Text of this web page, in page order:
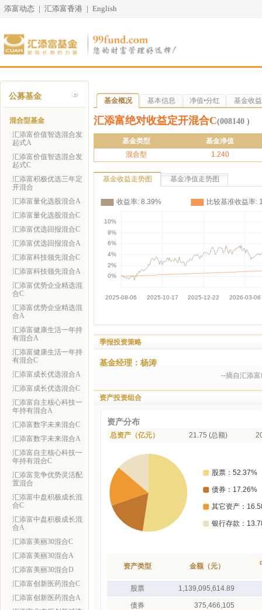
添富动态 | 汇添富香港 | English
公募基金
混合型基金
汇添富价值智选混合发
起式A
汇添富价值智选混合发
起式C
汇添富积极优选三年定
开混合
汇添富量化选股混合A
汇添富量化选股混合C
汇添富优选回报混合C
汇添富优选回报混合A
汇添富科技领先混合C
汇添富科技领先混合A
汇添富优势企业精选混
合C
汇添富优势企业精选混
合A
汇添富健康生活一年持
有混合A
汇添富健康生活一年持
有混合C
汇添富成长优选混合A
汇添富成长优选混合C
汇添富自主核心科技一
年持有混合A
汇添富数字未来混合C
汇添富数字未来混合A
汇添富自主核心科技一
年持有混合C
汇添富竞争优势灵活配
置混合
汇添富中盘积极成长混
合C
汇添富中盘积极成长混
合A
汇添富美丽30混合C
汇添富美丽30混合A
汇添富美丽30混合D
汇添富创新医药混合C
汇添富创新医药混合A
基金概况 基本信息 净值•分红 基金收益
汇添富绝对收益定开混合C(008140 )
基金类型
基金净值
混合型
1.240
基金收益走势图 基金净值走势图
季报投资策略
基金经理：杨涛
--摘自汇添
资产投资组合
资产分布
总资产（亿元） 21.75 (总额)
资产类型 金额（元）
股票 1,139,095,614.89
债券 375,466,105